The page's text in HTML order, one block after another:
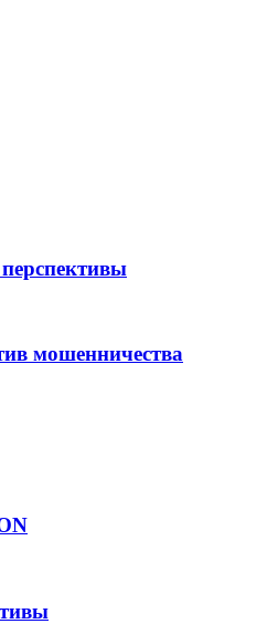
мошенничества